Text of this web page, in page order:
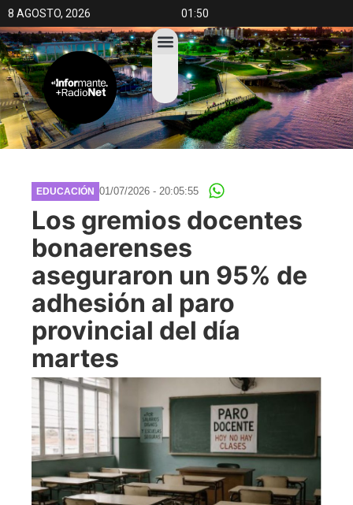
8 AGOSTO, 2026 01:50
EDUCACIÓN 01/07/2026 - 20:05:55
Los gremios docentes
bonaerenses
aseguraron un 95% de
adhesión al paro
provincial del día
martes